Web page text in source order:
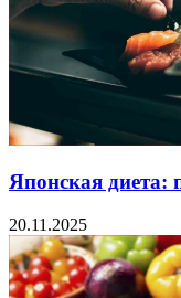
Японская диета:
20.11.2025